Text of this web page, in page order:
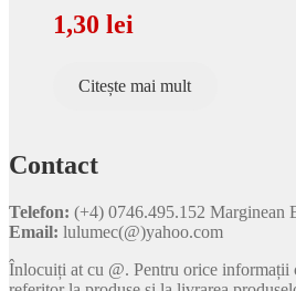
1,30 lei
Citește mai mult
Contact
Telefon: (+4) 0746.495.152 Marginean
Email: lulumec(@)yahoo.com
Înlocuiți at cu @. Pentru orice informații